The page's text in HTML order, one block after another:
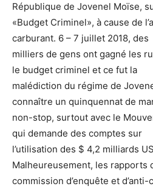
République de Jovenel Moïse,
«Budget Criminel», à cause de
carburant. 6 – 7 juillet 2018, des
milliers de gens ont gagné les
le budget criminel et ce fut la
malédiction du régime de
connaître un quinquennat de
non-stop, surtout avec le
qui demande des comptes sur
l’utilisation des $ 4,2 milliards
Malheureusement, les rapports
commission d’enquête et